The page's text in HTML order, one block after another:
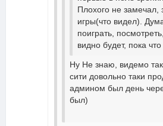
Плохого не замечал,
игры(что видел).
поиграть,
видно будет, пока что
Ну Не знаю, видемо
сити довольно таки
админом был день
был)